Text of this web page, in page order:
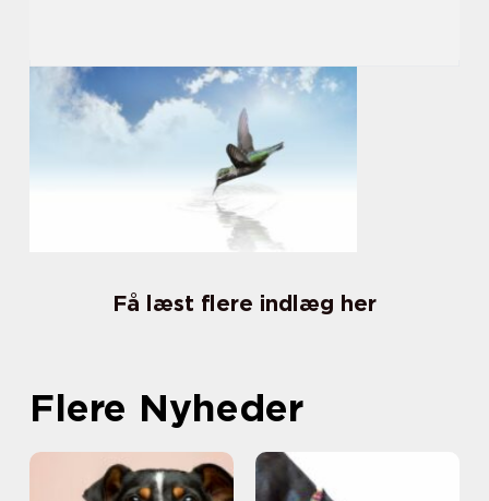
Få læst flere indlæg her
Flere Nyheder